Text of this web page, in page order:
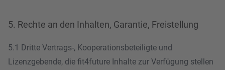
5. Rechte an den Inhalten, Garantie, Freistellung
5.1 Dritte Vertrags-, Kooperationsbeteiligte und
Lizenzgebende, die fit4future Inhalte zur Verfügung stellen